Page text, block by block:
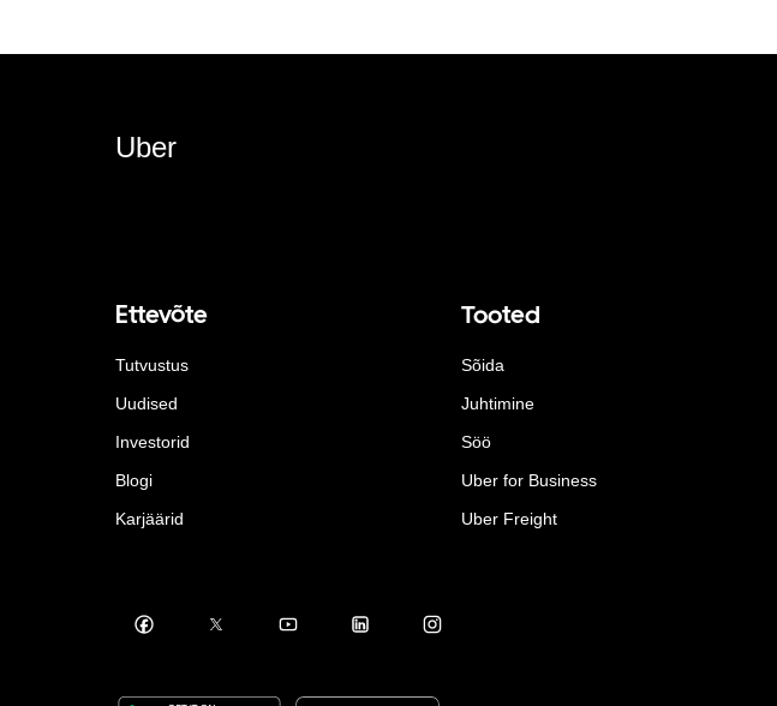
Uber
Ettevõte
Tutvustus
Uudised
Investorid
Blogi
Karjäärid
Tooted
Sõida
Juhtimine
Söö
Uber for Business
Uber Freight